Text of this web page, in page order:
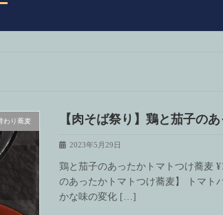
わり蕎麦 【肉そば祭り】鶏と茄子の
2023年5月29日
鶏と茄子のあったかトマトつけ蕎麦
のあったかトマトつけ蕎麦】 トマト
かな味の変化 […]